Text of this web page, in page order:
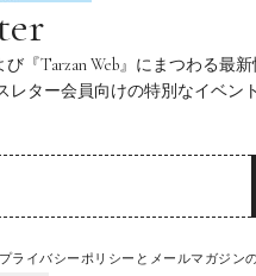
び『Tarzan Web』にまつわる最
レター会員向けの特別なイベン
ライバシーポリシーとメールマガジン